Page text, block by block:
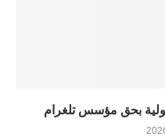
بحق مؤسس تلغرام